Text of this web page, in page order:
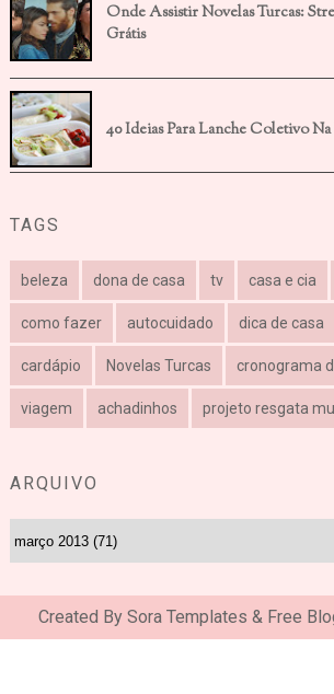
Onde Assistir Novelas Turcas:
Grátis
40 Ideias Para Lanche Coletivo Na
TAGS
beleza dona de casa tv casa e cia
como fazer autocuidado dica de casa
cardápio Novelas Turcas cronograma
viagem achadinhos projeto resgata
ARQUIVO
Created By Sora Templates & Free